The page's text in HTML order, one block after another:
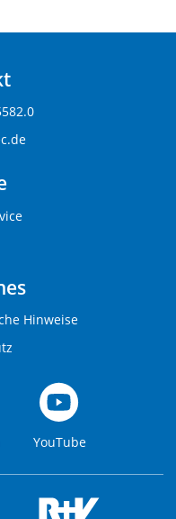
Hinweise
YouTube